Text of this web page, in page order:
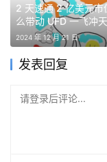
花15亿美元拿下
用12.5亿美元收购
2026年，传统金融
合，而是传统金融
2 天速通 2 亿美元市
么带动 UFD 一飞冲
2024 年 12 月 21 日
发表回复
请登录后评论...